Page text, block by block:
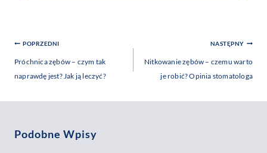
Nawigacja
Wpisu
POPRZEDNI
Próchnica zębów – czym tak
naprawdę jest? Jak ją leczyć?
NASTĘPNY
Nitkowanie zębów – czemu warto
je robić? Opinia stomatologa
Podobne Wpisy